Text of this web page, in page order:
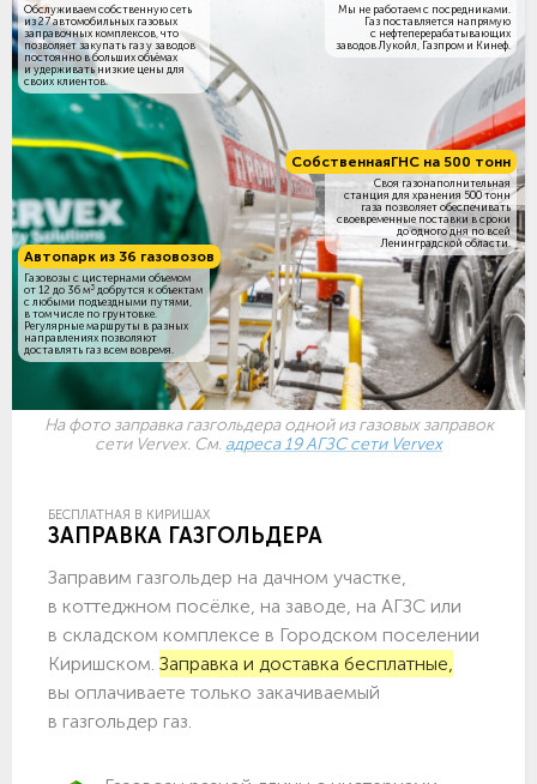
СобственнаяГНС на 500 тонн
Своя газонаполнительная
станция для хранения 500 тонн
газа позволяет обеспечивать
своевременные поставки в сроки
до одного дня по всей
Ленинградской области.
Обслуживаем собственную сеть
из 27 автомобильных газовых
заправочных комплексов, что
позволяет закупать газ у заводов
постоянно в больших объёмах
и удерживать низкие цены для
своих клиентов.
Мы не работаем с посредниками.
Газ поставляется напрямую
с нефтеперерабатывающих
заводов Лукойл, Газпром и Кинеф.
Автопарк из 36 газовозов
Газовозы с цистернами объемом
от 12 до 36 м3 добрутся к объектам
c любыми подъездными путями,
в том числе по грунтовке.
Регулярные маршруты в разных
направлениях позволяют
доставлять газ всем вовремя.
На фото заправка газгольдера одной из газовых заправок
сети Vervex. См. адреса 19 АГЗС сети Vervex
БЕСПЛАТНАЯ В КИРИШАХ
ЗАПРАВКА ГАЗГОЛЬДЕРА
Заправим газгольдер на дачном участке,
в коттеджном посёлке, на заводе, на АГЗС или
в складском комплексе в Городском поселении
Киришском. Заправка и доставка бесплатные,
вы оплачиваете только закачиваемый
в газгольдер газ.